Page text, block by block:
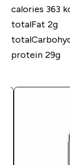
calories 363
totalFat 2g
protein 29g